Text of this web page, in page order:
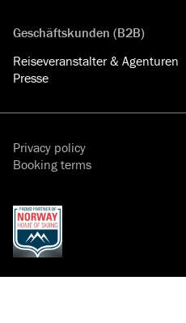
Geschäftskunden (B2B)
Reiseveranstalter & Agenturen
Presse
Privacy policy
Booking terms